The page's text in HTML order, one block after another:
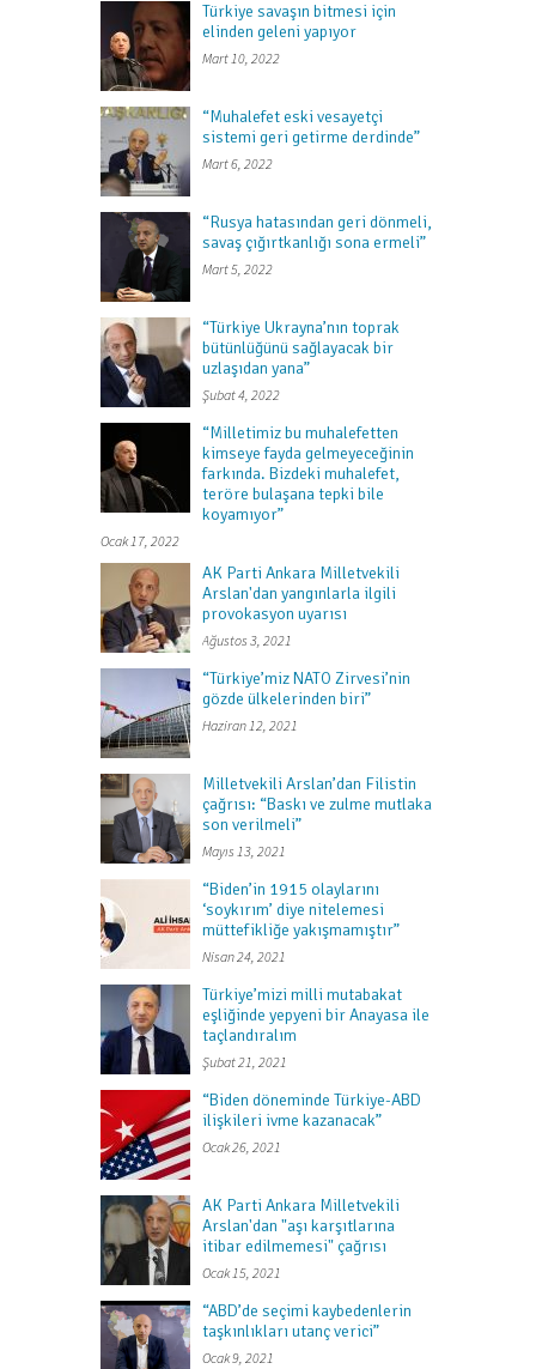
Türkiye savaşın bitmesi için
elinden geleni yapıyor
Mart 10, 2022
“Muhalefet eski vesayetçi
sistemi geri getirme derdinde”
Mart 6, 2022
“Rusya hatasından geri dönmeli,
savaş çığırtkanlığı sona ermeli”
Mart 5, 2022
“Türkiye Ukrayna’nın toprak
bütünlüğünü sağlayacak bir
uzlaşıdan yana”
Şubat 4, 2022
“Milletimiz bu muhalefetten
kimseye fayda gelmeyeceğinin
farkında. Bizdeki muhalefet,
teröre bulaşana tepki bile
koyamıyor”
Ocak 17, 2022
AK Parti Ankara Milletvekili
Arslan'dan yangınlarla ilgili
provokasyon uyarısı
Ağustos 3, 2021
“Türkiye’miz NATO Zirvesi’nin
gözde ülkelerinden biri”
Haziran 12, 2021
Milletvekili Arslan’dan Filistin
çağrısı: “Baskı ve zulme mutlaka
son verilmeli”
Mayıs 13, 2021
“Biden’in 1915 olaylarını
‘soykırım’ diye nitelemesi
müttefikliğe yakışmamıştır”
Nisan 24, 2021
Türkiye’mizi milli mutabakat
eşliğinde yepyeni bir Anayasa ile
taçlandıralım
Şubat 21, 2021
“Biden döneminde Türkiye-ABD
ilişkileri ivme kazanacak”
Ocak 26, 2021
AK Parti Ankara Milletvekili
Arslan'dan "aşı karşıtlarına
itibar edilmemesi" çağrısı
Ocak 15, 2021
“ABD’de seçimi kaybedenlerin
taşkınlıkları utanç verici”
Ocak 9, 2021